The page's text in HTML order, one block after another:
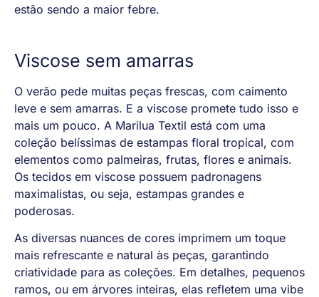
estão sendo a maior febre.
Viscose sem amarras
O verão pede muitas peças frescas, com caimento
leve e sem amarras. E a viscose promete tudo isso e
mais um pouco. A Marilua Textil está com uma
coleção belíssimas de estampas floral tropical, com
elementos como palmeiras, frutas, flores e animais.
Os tecidos em viscose possuem padronagens
maximalistas, ou seja, estampas grandes e
poderosas.
As diversas nuances de cores imprimem um toque
mais refrescante e natural às peças, garantindo
criatividade para as coleções. Em detalhes, pequenos
ramos, ou em árvores inteiras, elas refletem uma vibe